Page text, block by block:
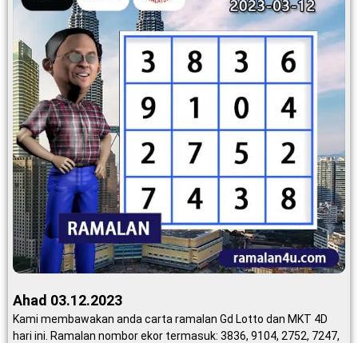
Ahad 03.12.2023
Kami membawakan anda carta ramalan Gd Lotto dan MKT 4D
hari ini. Ramalan nombor ekor termasuk: 3836, 9104, 2752, 7247,